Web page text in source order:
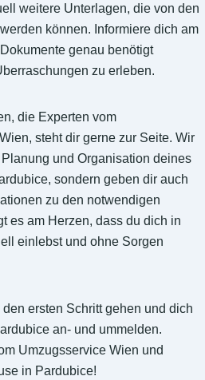
weitere Unterlagen, die von den
können. Informiere dich am
genau benötigt
zu erleben.
die Experten vom
steht dir gerne zur Seite. Wir
und Organisation deines
sondern geben dir auch
zu den notwendigen
es am Herzen, dass du dich in
einlebst und ohne Sorgen
ersten Schritt gehen und dich
an- und ummelden.
Umzugsservice Wien und
in Pardubice!